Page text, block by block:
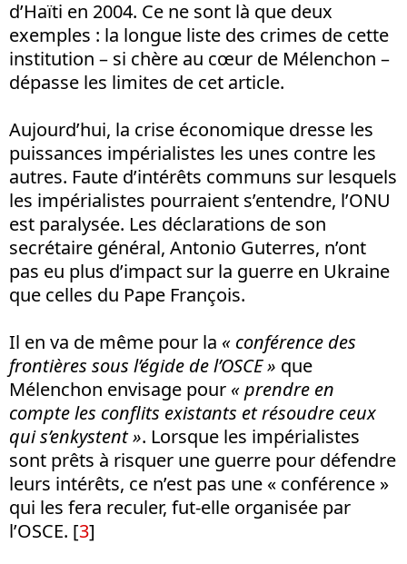
d’Haïti en 2004. Ce ne sont là que deux
exemples : la longue liste des crimes de cette
institution – si chère au cœur de Mélenchon –
dépasse les limites de cet article.
Aujourd’hui, la crise économique dresse les
puissances impérialistes les unes contre les
autres. Faute d’intérêts communs sur lesquels
les impérialistes pourraient s’entendre, l’ONU
est paralysée. Les déclarations de son
secrétaire général, Antonio Guterres, n’ont
pas eu plus d’impact sur la guerre en Ukraine
que celles du Pape François.
Il en va de même pour la « conférence des
frontières sous l’égide de l’OSCE » que
Mélenchon envisage pour « prendre en
compte les conflits existants et résoudre ceux
qui s’enkystent ». Lorsque les impérialistes
sont prêts à risquer une guerre pour défendre
leurs intérêts, ce n’est pas une « conférence »
qui les fera reculer, fut-elle organisée par
l’OSCE. [3]